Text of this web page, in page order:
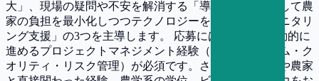
大」、現場の疑問や不安を解消する「導入支援」、そして農
家の負担を最小化しつつテクノロジーを活用する「モニタリ
ング支援」の3つを主導します。 応募には、事業を能動的に
進めるプロジェクトマネジメント経験（タスク・タイム・ク
オリティ・リスク管理）が必須です。さらに就農経験や農家